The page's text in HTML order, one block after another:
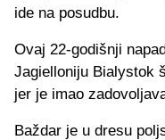
ide na posudbu.
Ovaj 22-godišnji
Jagielloniju Bialystok
jer je imao
Baždar je u dresu